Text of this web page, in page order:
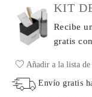
KIT
Recibe
gratis
Añadir a la lista de
Envío gratis